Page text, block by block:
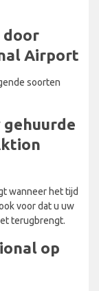
door
Airport
soorten
wanneer het tijd
voor dat u uw
terugbrengt.
op